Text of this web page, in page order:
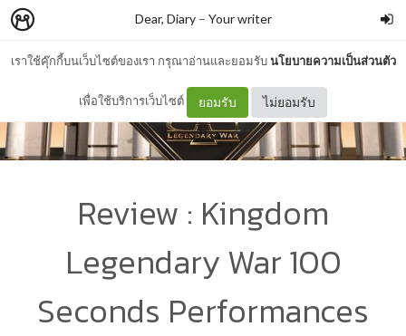
เราใช้คุ๊กกี้บนเว็บไซต์ของเรา กรุณาอ่านและยอมรับนโยบายความเป็นส่วนตัว
เพื่อใช้บริการเว็บไซต์ ยอมรับ ไม่ยอมรับ
Dear, Diary– Your writer
Review : Kingdom
Legendary War 100
Seconds Performances